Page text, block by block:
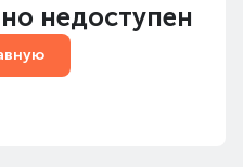
недоступен